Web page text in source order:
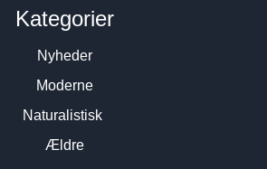
Kategorier
Nyheder
Moderne
Naturalistisk
Ældre